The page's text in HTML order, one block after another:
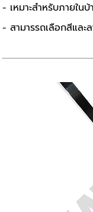
- เหมาะสำหรับภายใน
- สามารรถเลือกสีและ